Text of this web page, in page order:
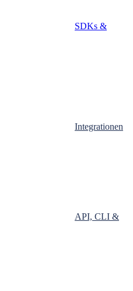
SDKs &
Integrationen
API, CLI &